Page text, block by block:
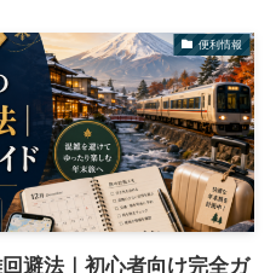
便利情報
避法｜初心者向け完全ガ